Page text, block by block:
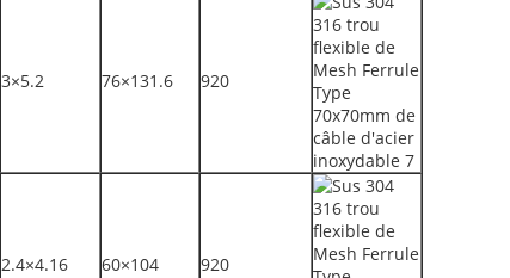
3×5.2 76×131.6 920
2.4×4.16 60×104 920